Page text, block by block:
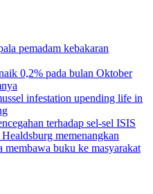
pemadam kebakaran
0,2% pada bulan Oktober
infestation upending life in
terhadap sel-sel ISIS
memenangkan
membawa buku ke masyarakat